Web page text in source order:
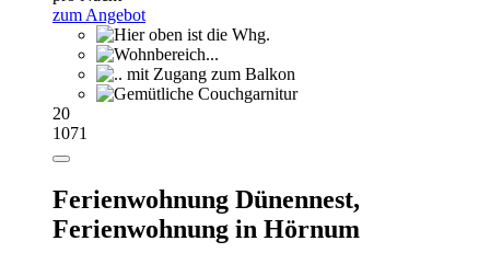
zum Angebot
20
1071
Ferienwohnung Dünennest,
Ferienwohnung in Hörnum